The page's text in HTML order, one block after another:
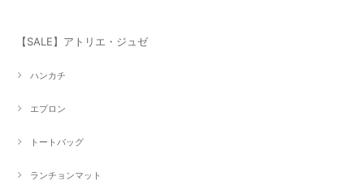
【SALE】アトリエ・ジュゼ
ハンカチ
エプロン
トートバッグ
ランチョンマット